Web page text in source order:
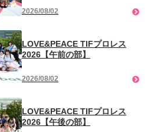
2026/08/02
LOVE&PEACE TIFプロレス
2026【午前の部】
2026/08/02
LOVE&PEACE TIFプロレス
2026【午後の部】